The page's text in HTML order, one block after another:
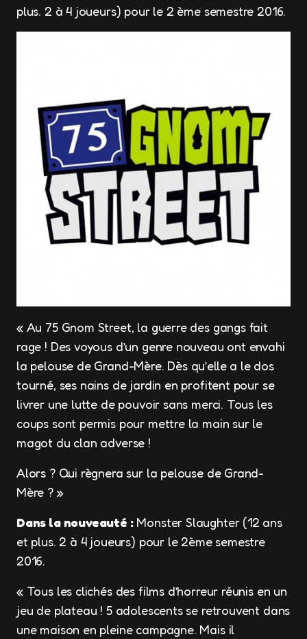
plus. 2 à 4 joueurs) pour le 2 ème semestre 2016.
« Au 75 Gnom Street, la guerre des gangs fait
rage ! Des voyous d’un genre nouveau ont envahi
la pelouse de Grand-Mère. Dès qu’elle a le dos
tourné, ses nains de jardin en profitent pour se
livrer une lutte de pouvoir sans merci. Tous les
coups sont permis pour mettre la main sur le
magot du clan adverse !
Alors ? Qui règnera sur la pelouse de Grand-
Mère ? »
Dans la nouveauté :Monster Slaughter (12 ans
et plus. 2 à 4 joueurs) pour le 2ème semestre
2016.
« Tous les clichés des films d’horreur réunis en un
jeu de plateau ! 5 adolescents se retrouvent dans
une maison en pleine campagne. Mais il